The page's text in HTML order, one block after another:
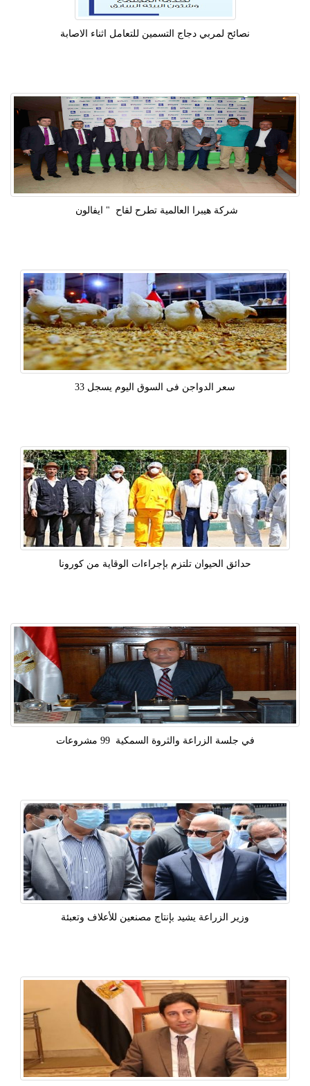
نصائح لمربي دجاج التسمين للتعامل اثناء الاصابة
شركة هيبرا العالمية تطرح لقاح " ايفالون
سعر الدواجن فى السوق اليوم يسجل 33
حدائق الحيوان تلتزم بإجراءات الوقاية من كورونا
في جلسة الزراعة والثروة السمكية 99 مشروعات
وزير الزراعة يشيد بإنتاج مصنعين للأعلاف وتعبئة